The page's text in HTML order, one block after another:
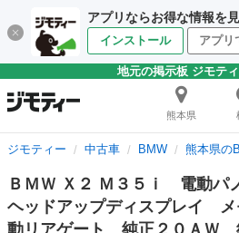
アプリならお得な情報を
インストール アプリ
地元の掲示板 ジモテ
熊本県
ジモティー 中古車 BMW 熊本県の
ＢＭＷ Ｘ２ Ｍ３５ｉ 電動パ
ヘッドアップディスプレイ
動リアゲート 純正２０ＡＷ